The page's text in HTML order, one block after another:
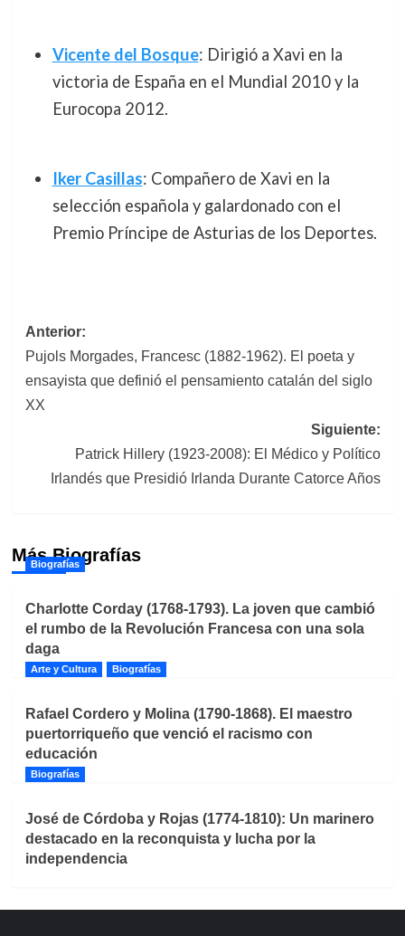
Vicente del Bosque: Dirigió a Xavi en la
victoria de España en el Mundial 2010 y la
Eurocopa 2012.
Iker Casillas: Compañero de Xavi en la
selección española y galardonado con el
Premio Príncipe de Asturias de los Deportes.
Navegación
de
entradas
Anterior:
Pujols Morgades, Francesc (1882-1962). El poeta y
ensayista que definió el pensamiento catalán del siglo
XX
Siguiente:
Patrick Hillery (1923-2008): El Médico y Político
Irlandés que Presidió Irlanda Durante Catorce Años
Más Biografías
Biografías
Charlotte Corday (1768-1793). La joven que cambió
el rumbo de la Revolución Francesa con una sola
daga
Arte y Cultura Biografías
Rafael Cordero y Molina (1790-1868). El maestro
puertorriqueño que venció el racismo con
educación
Biografías
José de Córdoba y Rojas (1774-1810): Un marinero
destacado en la reconquista y lucha por la
independencia